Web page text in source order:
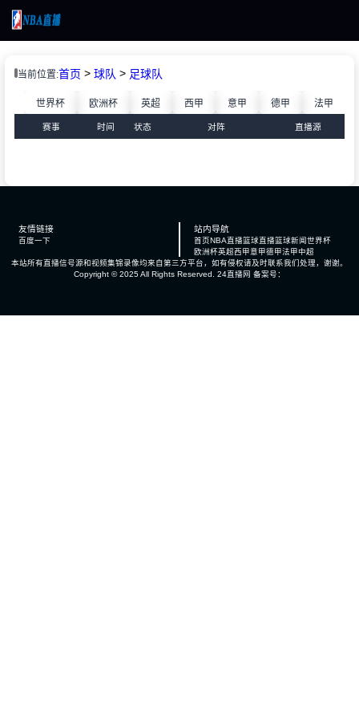
播
播
闻
像
当前位置:首页 > 球队 > 足球队
世界杯 欧洲杯 英超 西甲 意甲 德甲 法甲
赛事 时间 状态 对阵 直播源
友情链接
百度一下
站内导航
首页NBA直播篮球直播篮球新闻世界杯
欧洲杯英超西甲意甲德甲法甲中超
本站所有直播信号源和视频集锦录像均来自第三方平台，如有侵权请及时联系我们处理，谢谢。
Copyright © 2025 All Rights Reserved. 24直播网 备案号：